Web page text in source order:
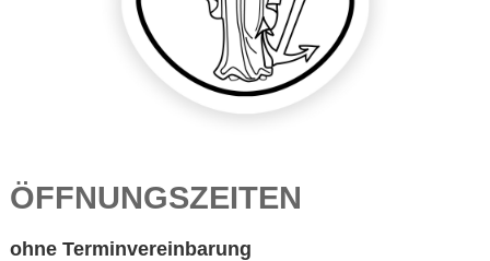
ÖFFNUNGSZEITEN
ohne Terminvereinbarung